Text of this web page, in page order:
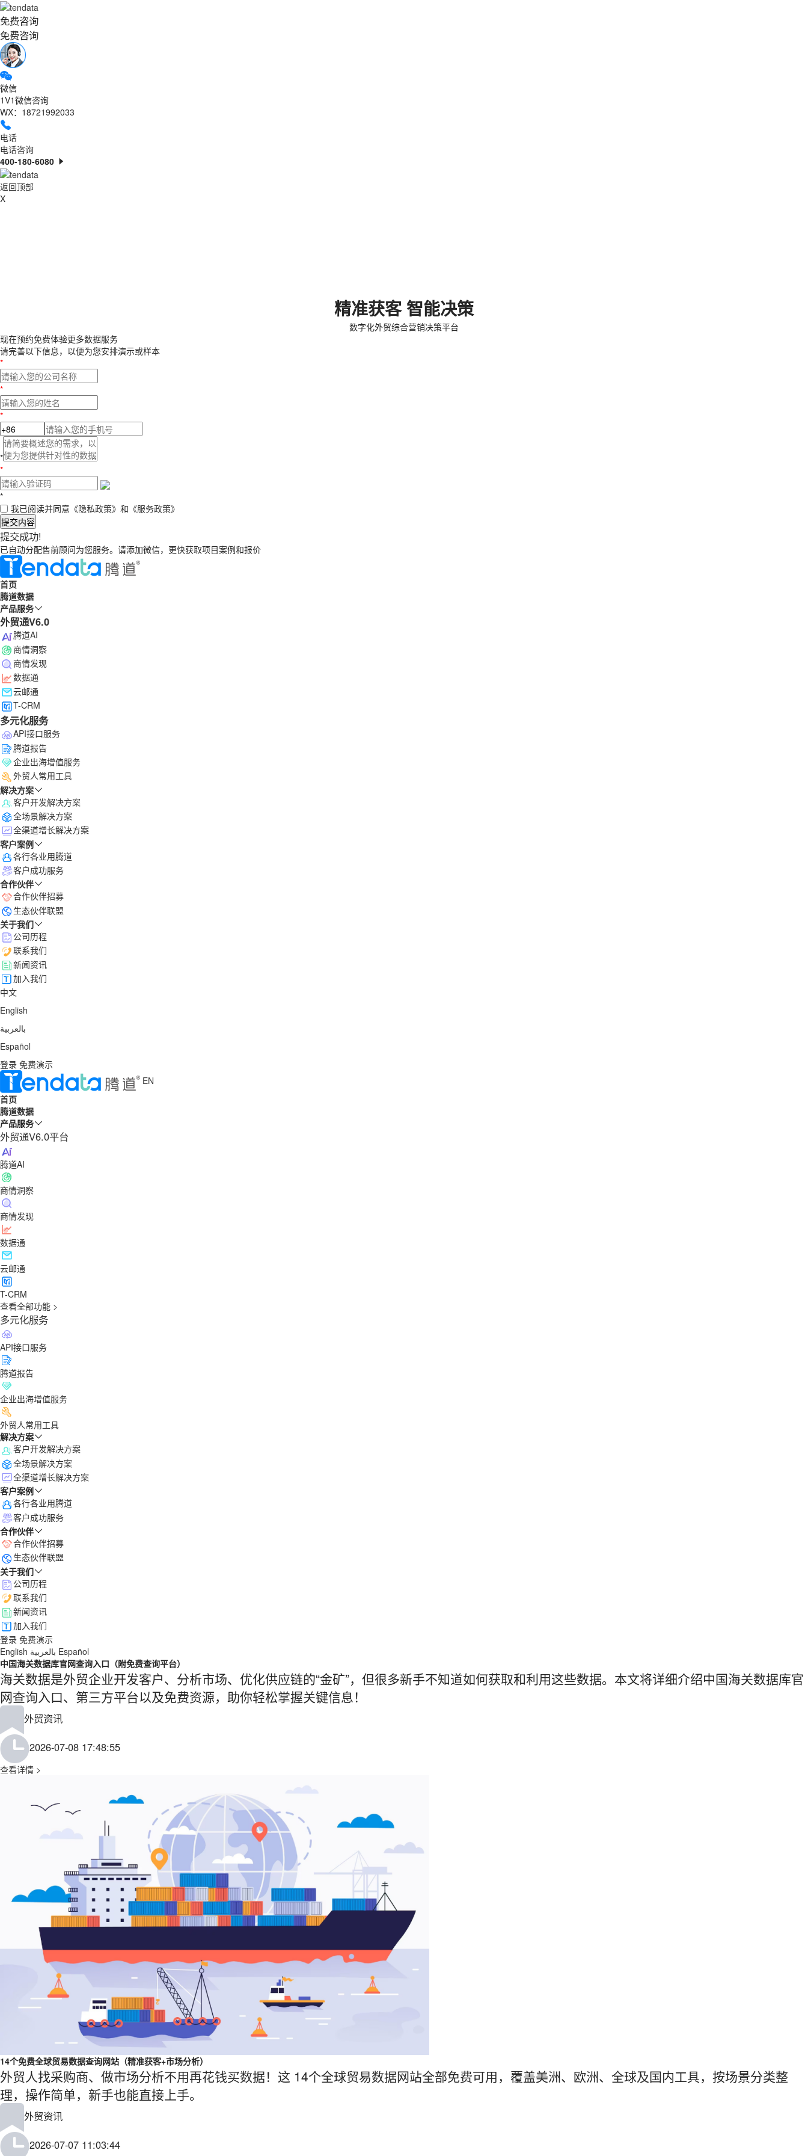
免费咨询
免费咨询
微信
1V1微信咨询
WX：18721992033
电话
电话咨询
400-180-6080
返回顶部
X
精准获客 智能决策
数字化外贸综合营销决策平台
现在预约免费体验更多数据服务
请完善以下信息，以便为您安排演示或样本
*
*
*
*
*
*
我已阅读并同意 《隐私政策》 和 《服务政策》
提交内容
提交成功!
已自动分配售前顾问为您服务。请添加微信，更快获取项目案例和报价
首页
腾道数据
产品服务
外贸通V6.0
腾道AI
商情洞察
商情发现
数据通
云邮通
T-CRM
多元化服务
API接口服务
腾道报告
企业出海增值服务
外贸人常用工具
解决方案
客户开发解决方案
全场景解决方案
全渠道增长解决方案
客户案例
各行各业用腾道
客户成功服务
合作伙伴
合作伙伴招募
生态伙伴联盟
关于我们
公司历程
联系我们
新闻资讯
加入我们
中文
English
بالعربية
Español
登录 免费演示
EN
首页
腾道数据
产品服务
外贸通V6.0平台
腾道AI
商情洞察
商情发现
数据通
云邮通
T-CRM
查看全部功能 >
多元化服务
API接口服务
腾道报告
企业出海增值服务
外贸人常用工具
解决方案
客户开发解决方案
全场景解决方案
全渠道增长解决方案
客户案例
各行各业用腾道
客户成功服务
合作伙伴
合作伙伴招募
生态伙伴联盟
关于我们
公司历程
联系我们
新闻资讯
加入我们
登录 免费演示
English بالعربية Español
中国海关数据库官网查询入口（附免费查询平台）
海关数据是外贸企业开发客户、分析市场、优化供应链的“金矿”，但很多新手不知道如何获取和利用这些数据。本文将详细介绍中国海关数据库官
网查询入口、第三方平台以及免费资源，助你轻松掌握关键信息！
外贸资讯
2026-07-08 17:48:55
查看详情 >
14个免费全球贸易数据查询网站（精准获客+市场分析）
外贸人找采购商、做市场分析不用再花钱买数据！这 14个全球贸易数据网站全部免费可用，覆盖美洲、欧洲、全球及国内工具，按场景分类整
理，操作简单，新手也能直接上手。
外贸资讯
2026-07-07 11:03:44